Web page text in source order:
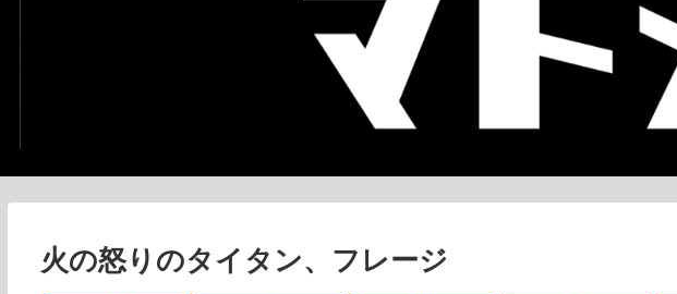
火の怒りのタイタン、フレージ